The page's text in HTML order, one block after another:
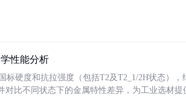
性能分析
标硬度和抗拉强度（包括T2及T2_1/2H状态）
对比不同状态下的金属特性差异，为工业选材提